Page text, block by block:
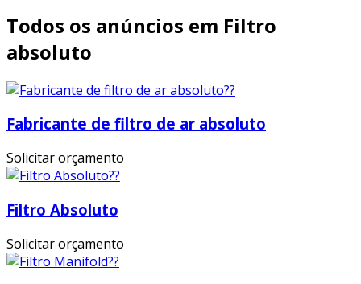
Todos os anúncios em Filtro
absoluto
Fabricante de filtro de ar absoluto
Solicitar orçamento
Filtro Absoluto
Solicitar orçamento